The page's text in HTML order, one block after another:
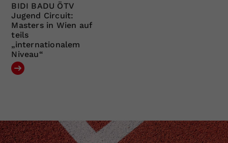
BIDI BADU ÖTV
Jugend Circuit:
Masters in Wien auf
teils
„internationalem
Niveau“